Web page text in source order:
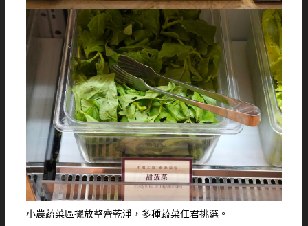
小農蔬菜區擺放整齊乾淨，多種蔬菜任君挑選。